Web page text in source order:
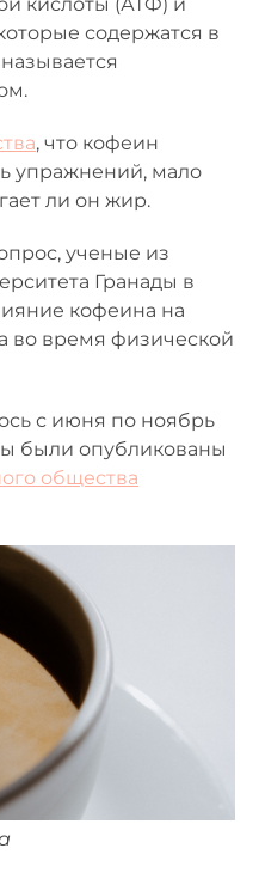
содержатся в
, что кофеин
упражнений, мало
ли он жир.
ученые из
Гранады в
кофеина на
во время физической
с июня по ноябрь
были опубликованы
общества